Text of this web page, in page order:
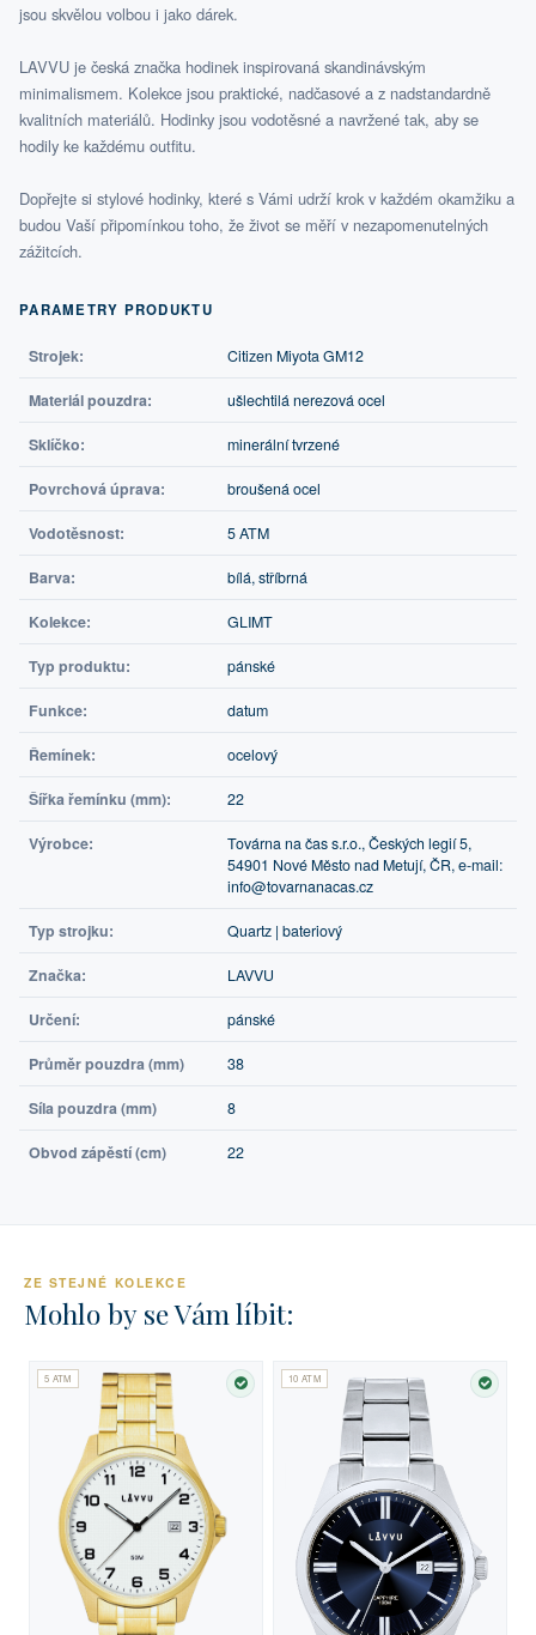
jsou skvělou volbou i jako dárek.
LAVVU je česká značka hodinek inspirovaná skandinávským
minimalismem. Kolekce jsou praktické, nadčasové a z nadstandardně
kvalitních materiálů. Hodinky jsou vodotěsné a navržené tak, aby se
hodily ke každému outfitu.
Dopřejte si stylové hodinky, které s Vámi udrží krok v každém okamžiku a
budou Vaší připomínkou toho, že život se měří v nezapomenutelných
zážitcích.
PARAMETRY PRODUKTU
Strojek: Citizen Miyota GM12
Materiál pouzdra: ušlechtilá nerezová ocel
Sklíčko: minerální tvrzené
Povrchová úprava: broušená ocel
Vodotěsnost: 5 ATM
Barva: bílá, stříbrná
Kolekce: GLIMT
Typ produktu: pánské
Funkce: datum
Řemínek: ocelový
Šířka řemínku (mm): 22
Výrobce:
Továrna na čas s.r.o., Českých legií 5,
54901 Nové Město nad Metují, ČR, e-mail:
info@tovarnanacas.cz
Typ strojku: Quartz | bateriový
Značka: LAVVU
Určení: pánské
Průměr pouzdra (mm) 38
Síla pouzdra (mm) 8
Obvod zápěstí (cm) 22
ZE STEJNÉ KOLEKCE
Mohlo by se Vám líbit:
5 ATM
SKLADEM
10 ATM